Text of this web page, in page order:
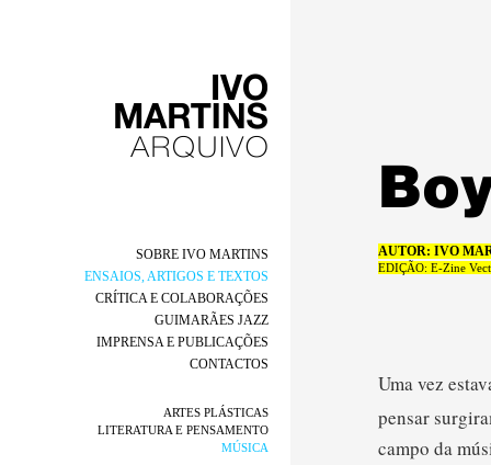
AUTOR: IVO
EDIÇÃO: E-Zine
Uma vez
pensar
campo da
ENSAIOS, ARTIGOS E TEXTOS
ARTES PLÁSTICAS
LITERATURA E PENSAMENTO
MÚSICA
GUIMARÃES JAZZ
SOBRE IVO MARTINS
IMPRENSA E PUBLICAÇÕES
CONTACTOS
CRÍTICA E COLABORAÇÕES